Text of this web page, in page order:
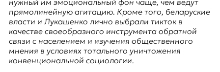
Е
в
р
о
п
е
й
прямолинейную агитацию. Кроме того, беларуские
власти и Лукашенко лично выбрали тикток в
качестве своеобразного инструмента обратной
связи с населением и изучения общественного
мнения в условиях тотального уничтожения
конвенциональной социологии.